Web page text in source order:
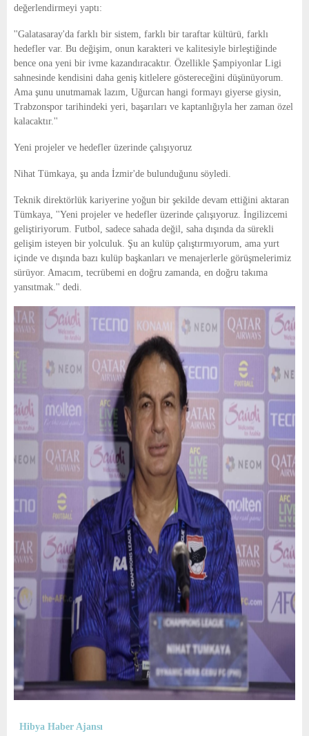
değerlendirmeyi yaptı:
''Galatasaray'da farklı bir sistem, farklı bir taraftar kültürü, farklı
hedefler var. Bu değişim, onun karakteri ve kalitesiyle birleştiğinde
bence ona yeni bir ivme kazandıracaktır. Özellikle Şampiyonlar Ligi
sahnesinde kendisini daha geniş kitlelere göstereceğini düşünüyorum.
Ama şunu unutmamak lazım, Uğurcan hangi formayı giyerse giysin,
Trabzonspor tarihindeki yeri, başarıları ve kaptanlığıyla her zaman özel
kalacaktır.''
Yeni projeler ve hedefler üzerinde çalışıyoruz
Nihat Tümkaya, şu anda İzmir'de bulunduğunu söyledi.
Teknik direktörlük kariyerine yoğun bir şekilde devam ettiğini aktaran
Tümkaya, ''Yeni projeler ve hedefler üzerinde çalışıyoruz. İngilizcemi
geliştiriyorum. Futbol, sadece sahada değil, saha dışında da sürekli
gelişim isteyen bir yolculuk. Şu an kulüp çalıştırmıyorum, ama yurt
içinde ve dışında bazı kulüp başkanları ve menajerlerle görüşmelerimiz
sürüyor. Amacım, tecrübemi en doğru zamanda, en doğru takıma
yansıtmak.'' dedi.
Hibya Haber Ajansı